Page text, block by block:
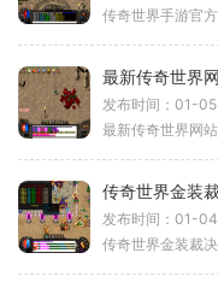
最新传奇世界
发布时间：01-05
传奇世界金装
发布时间：01-04